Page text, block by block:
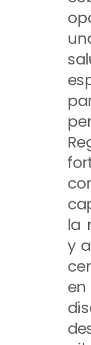
la
y